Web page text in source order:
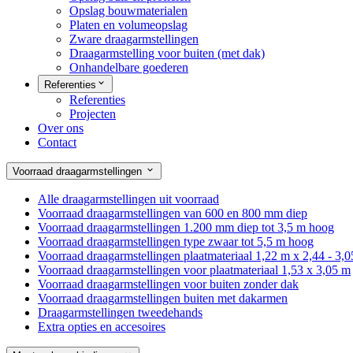
Opslag bouwmaterialen
Platen en volumeopslag
Zware draagarmstellingen
Draagarmstelling voor buiten (met dak)
Onhandelbare goederen
Referenties
Referenties
Projecten
Over ons
Contact
Voorraad draagarmstellingen
Alle draagarmstellingen uit voorraad
Voorraad draagarmstellingen van 600 en 800 mm diep
Voorraad draagarmstellingen 1.200 mm diep tot 3,5 m hoog
Voorraad draagarmstellingen type zwaar tot 5,5 m hoog
Voorraad draagarmstellingen plaatmateriaal 1,22 m x 2,44 -
Voorraad draagarmstellingen voor plaatmateriaal 1,53 x 3,05 m
Voorraad draagarmstellingen voor buiten zonder dak
Voorraad draagarmstellingen buiten met dakarmen
Draagarmstellingen tweedehands
Extra opties en accesoires